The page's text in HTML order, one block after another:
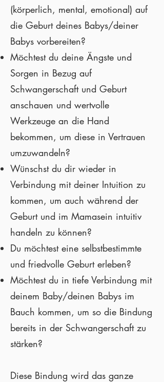
(körperlich, mental, emotional) auf
die Geburt deines Babys/deiner
Babys vorbereiten?
Möchtest du deine Ängste und
Sorgen in Bezug auf
Schwangerschaft und Geburt
anschauen und wertvolle
Werkzeuge an die Hand
bekommen, um diese in Vertrauen
umzuwandeln?
Wünschst du dir wieder in
Verbindung mit deiner Intuition zu
kommen, um auch während der
Geburt und im Mamasein intuitiv
handeln zu können?
Du möchtest eine selbstbestimmte
und friedvolle Geburt erleben?
Möchtest du in tiefe Verbindung mit
deinem Baby/deinen Babys im
Bauch kommen, um so die Bindung
bereits in der Schwangerschaft zu
stärken?
Diese Bindung wird das ganze